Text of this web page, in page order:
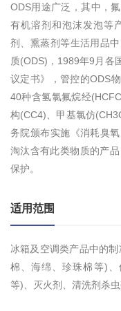
ODS用途广泛，其中，
有机溶剂和泡沫发泡等
剂、熏蒸剂等生活用品
质(ODS)，1989年9月各
议定书》，管控的ODS
40种含氢氯氟烷经
构(CC4)、甲基氯仿
务院颁布实施《消耗臭
淘汰含有此类物质的产
保护。
适用范围
冰箱及空调类产品中的
棉、海绵、珍珠棉等)
等)、灭火剂、清洗剂杀虫